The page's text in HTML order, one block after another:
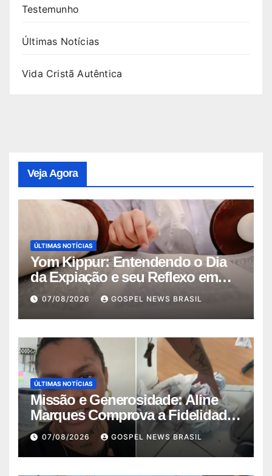
Testemunho
Últimas Notícias
Vida Cristã Autêntica
Veja Agora
ÚLTIMAS NOTÍCIAS
Yom Kippur: Entendendo o Dia
da Expiação e seu Reflexo em
Jesus
07/08/2026 GOSPEL NEWS BRASIL
ÚLTIMAS NOTÍCIAS
Missão e Generosidade: Aline
Marques Comprova a Fidelidade
de Deus…
07/08/2026 GOSPEL NEWS BRASIL